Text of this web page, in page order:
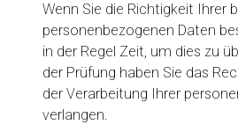
Wenn Sie die Richtigkeit Ihrer
personenbezogenen Daten
in der Regel Zeit, um dies zu
der Prüfung haben Sie das
der Verarbeitung Ihrer
verlangen.